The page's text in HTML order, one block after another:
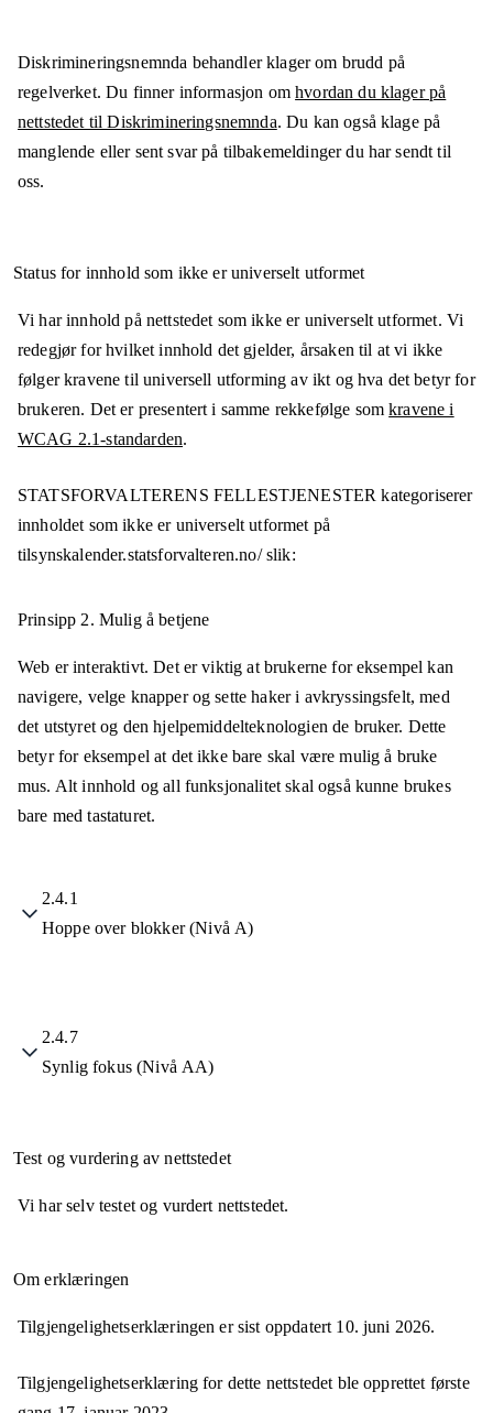
Diskrimineringsnemnda behandler klager om brudd på
regelverket. Du finner informasjon omhvordan du klager på
nettstedet til Diskrimineringsnemnda. Du kan også klage på
manglende eller sent svar på tilbakemeldinger du har sendt til
oss.
Status for innhold som ikke er universelt utformet
Vi har innhold på nettstedet som ikke er universelt utformet. Vi
redegjør for hvilket innhold det gjelder, årsaken til at vi ikke
følger kravene til universell utforming av ikt og hva det betyr for
brukeren. Det er presentert i samme rekkefølge somkravene i
WCAG 2.1-standarden.
STATSFORVALTERENS FELLESTJENESTER kategoriserer
innholdet som ikke er universelt utformet på
tilsynskalender.statsforvalteren.no/slik:
Prinsipp 2. Mulig å betjene
Web er interaktivt. Det er viktig at brukerne for eksempel kan
navigere, velge knapper og sette haker i avkryssingsfelt, med
det utstyret og den hjelpemiddelteknologien de bruker. Dette
betyr for eksempel at det ikke bare skal være mulig å bruke
mus. Alt innhold og all funksjonalitet skal også kunne brukes
bare med tastaturet.
2.4.1
Hoppe over blokker (Nivå A)
2.4.7
Synlig fokus (Nivå AA)
Test og vurdering av nettstedet
Vi har selv testet og vurdert nettstedet.
Om erklæringen
Tilgjengelighetserklæringen er sist oppdatert 10. juni 2026.
Tilgjengelighetserklæring for dette nettstedet ble opprettet første